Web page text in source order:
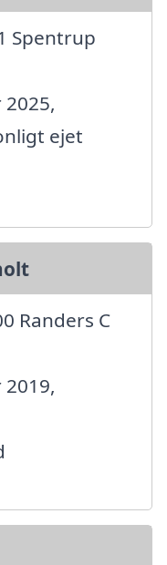
Spentrup
ejet
Randers C